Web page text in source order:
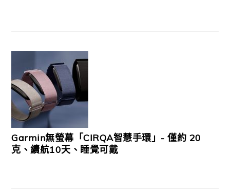
Garmin無螢幕「CIRQA智慧手環」- 僅約 20
克、續航10天、睡覺可戴